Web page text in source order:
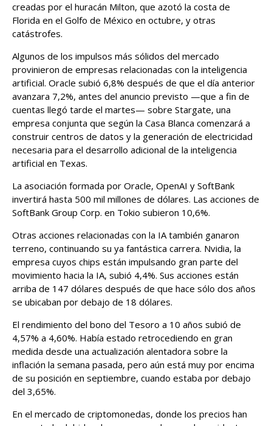
creadas por el huracán Milton, que azotó la costa de
Florida en el Golfo de México en octubre, y otras
catástrofes.
Algunos de los impulsos más sólidos del mercado
provinieron de empresas relacionadas con la inteligencia
artificial. Oracle subió 6,8% después de que el día anterior
avanzara 7,2%, antes del anuncio previsto —que a fin de
cuentas llegó tarde el martes— sobre Stargate, una
empresa conjunta que según la Casa Blanca comenzará a
construir centros de datos y la generación de electricidad
necesaria para el desarrollo adicional de la inteligencia
artificial en Texas.
La asociación formada por Oracle, OpenAI y SoftBank
invertirá hasta 500 mil millones de dólares. Las acciones de
SoftBank Group Corp. en Tokio subieron 10,6%.
Otras acciones relacionadas con la IA también ganaron
terreno, continuando su ya fantástica carrera. Nvidia, la
empresa cuyos chips están impulsando gran parte del
movimiento hacia la IA, subió 4,4%. Sus acciones están
arriba de 147 dólares después de que hace sólo dos años
se ubicaban por debajo de 18 dólares.
El rendimiento del bono del Tesoro a 10 años subió de
4,57% a 4,60%. Había estado retrocediendo en gran
medida desde una actualización alentadora sobre la
inflación la semana pasada, pero aún está muy por encima
de su posición en septiembre, cuando estaba por debajo
del 3,65%.
En el mercado de criptomonedas, donde los precios han